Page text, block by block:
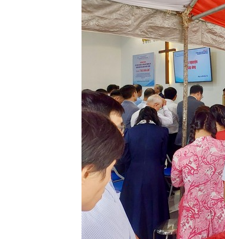
Việt
Nam